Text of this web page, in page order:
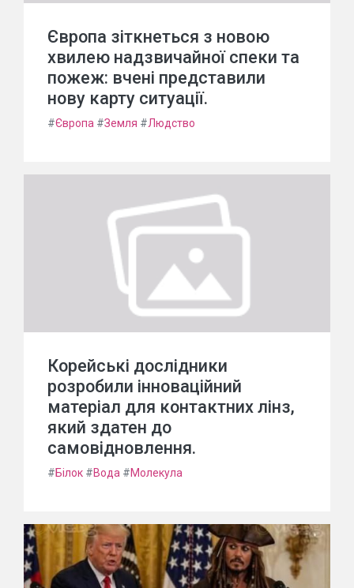
Європа зіткнеться з новою
хвилею надзвичайної спеки та
пожеж: вчені представили
нову карту ситуації.
#Європа #Земля #Людство
Корейські дослідники
розробили інноваційний
матеріал для контактних лінз,
який здатен до
самовідновлення.
#Білок #Вода #Молекула